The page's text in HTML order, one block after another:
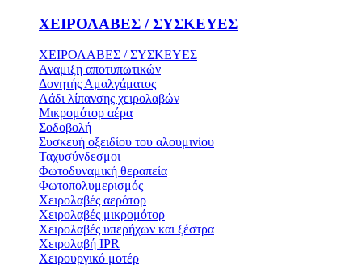
ΧΕΙΡΟΛΑΒΕΣ / ΣΥΣΚΕΥΕΣ
ΧΕΙΡΟΛΑΒΕΣ / ΣΥΣΚΕΥΕΣ
Αναμιξη αποτυπωτικών
Δονητής Αμαλγάματος
Λάδι λίπανσης χειρολαβών
Μικρομότορ αέρα
Σοδοβολή
Συσκευή οξειδίου του αλουμινίου
Ταχυσύνδεσμοι
Φωτοδυναμική θεραπεία
Φωτοπολυμερισμός
Χειρολαβές αερότορ
Χειρολαβές μικρομότορ
Χειρολαβές υπερήχων και ξέστρα
Χειρολαβή IPR
Χειρουργικό μοτέρ